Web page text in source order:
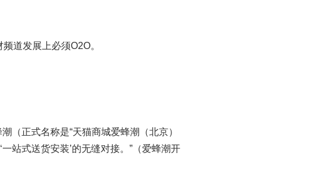
道发展上必须O2O。
（正式名称是“天猫商城爱蜂潮（北京）
一站式送货安装’的无缝对接。”（爱蜂潮开